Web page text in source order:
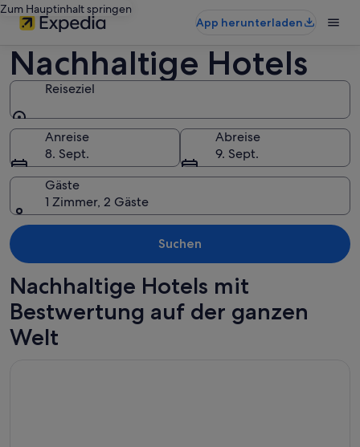
Zum Hauptinhalt springen
App herunterladen
Nachhaltige Hotels
Reiseziel
Reiseziel
Anreise
8. Sept.
Abreise
9. Sept.
Gäste
1 Zimmer, 2 Gäste
Suchen
Nachhaltige Hotels mit
Bestwertung auf der ganzen
Welt